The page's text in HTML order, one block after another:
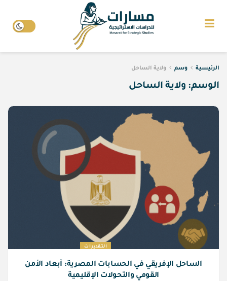
الرئيسية وسم ولاية الساحل
الوسم: ولاية الساحل
التقديرات
الساحل الإفريقي في الحسابات المصرية: أبعاد الأمن
القومي والتحولات الإقليمية